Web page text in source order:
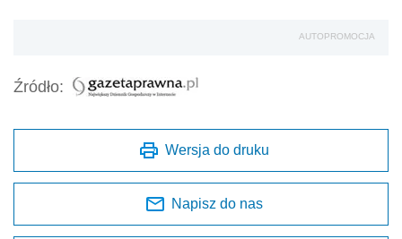
AUTOPROMOCJA
Źródło:
Wersja do druku
Napisz do nas